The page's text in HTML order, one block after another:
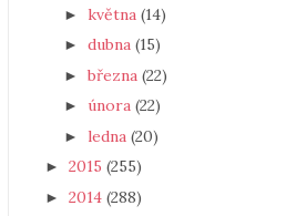
► května (14)
► dubna (15)
► března (22)
► února (22)
► ledna (20)
► 2015 (255)
► 2014 (288)